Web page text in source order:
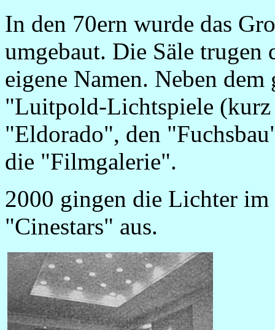
In den 70ern wurde das
umgebaut. Die Säle trugen
eigene Namen. Neben
"Luitpold-Lichtspiele
"Eldorado", den
die "Filmgalerie".
2000 gingen die Lichter
"Cinestars" aus.